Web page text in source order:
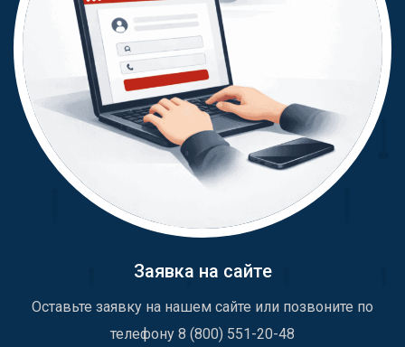
Заявка на сайте
Оставьте заявку на нашем сайте или позвоните по
телефону 8 (800) 551-20-48